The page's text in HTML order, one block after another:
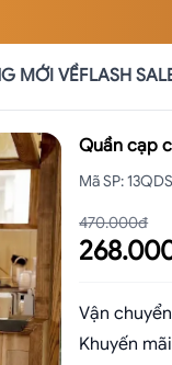
MỚI VỀFLASH
Quần cạp
Mã SP:
470.000đ
Vận chuyển
Khuyến mãi